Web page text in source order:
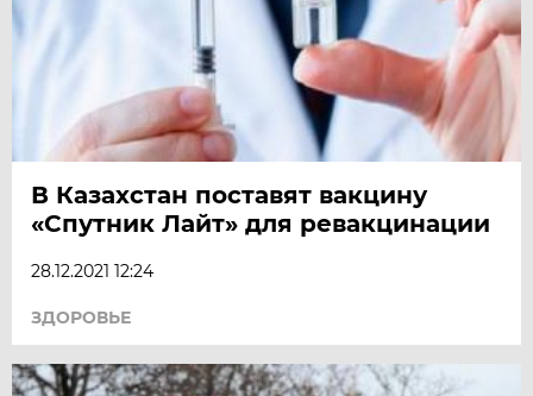
В Казахстан поставят вакцину
«Спутник Лайт» для ревакцинации
28.12.2021 12:24
ЗДОРОВЬЕ